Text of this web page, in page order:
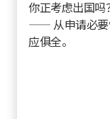
你正考虑出国吗
—— 从申请必要
应俱全。